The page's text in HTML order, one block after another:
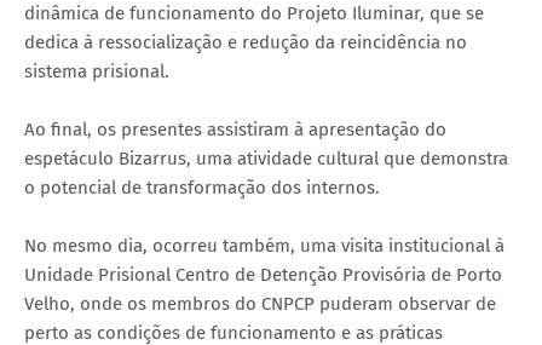
dinâmica de funcionamento do Projeto Iluminar, que se
dedica à ressocialização e redução da reincidência no
sistema prisional.
Ao final, os presentes assistiram à apresentação do
espetáculo Bizarrus, uma atividade cultural que demonstra
o potencial de transformação dos internos.
No mesmo dia, ocorreu também, uma visita institucional à
Unidade Prisional Centro de Detenção Provisória de Porto
Velho, onde os membros do CNPCP puderam observar de
perto as condições de funcionamento e as práticas